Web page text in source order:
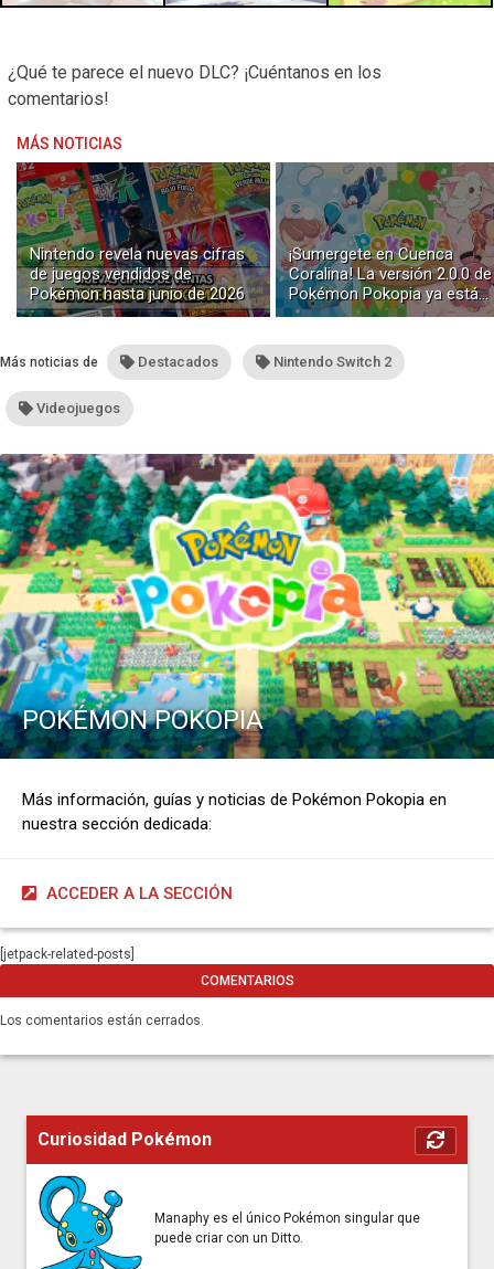
¿Qué te parece el nuevo DLC? ¡Cuéntanos en los
comentarios!
MÁS NOTICIAS
Nintendo revela nuevas cifras
de juegos vendidos de
Pokémon hasta junio de 2026
¡Sumergete en Cuenca
Coralina! La versión 2.0.0 de
Pokémon Pokopia ya está
disponible con buceo y
Más noticias de Destacados Nintendo Switch 2
Videojuegos
POKÉMON POKOPIA
Más información, guías y noticias de Pokémon Pokopia en
nuestra sección dedicada:
ACCEDER A LA SECCIÓN
[jetpack-related-posts]
COMENTARIOS
Los comentarios están cerrados.
Curiosidad Pokémon
Manaphy es el único Pokémon singular que
puede criar con un Ditto.